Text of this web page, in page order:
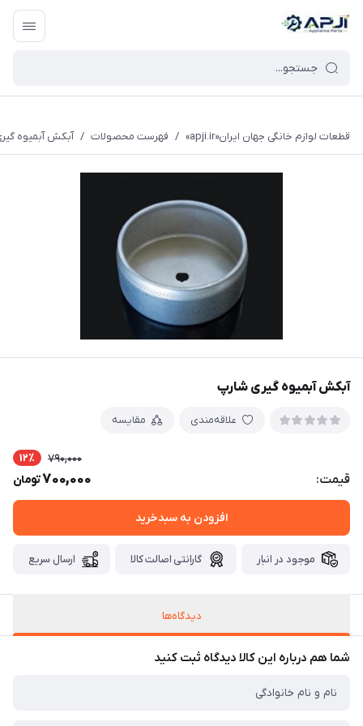
قطعات یدکی و جانبی لوازم خانگی جهان ایران
قطعات لوازم خانگی جهان ایران«apji.ir» / فهرست محصولات / آبکش آبمیوه
آبکش آبمیوه گیری شارپ
علاقه‌مندی مقایسه
قیمت:
790,000 12٪
700,000تومان
افزودن به سبدخرید
موجود در انبار گارانتی اصالت کالا ارسال سریع
دیدگاه‌ها
شما هم درباره این کالا دیدگاه ثبت کنید